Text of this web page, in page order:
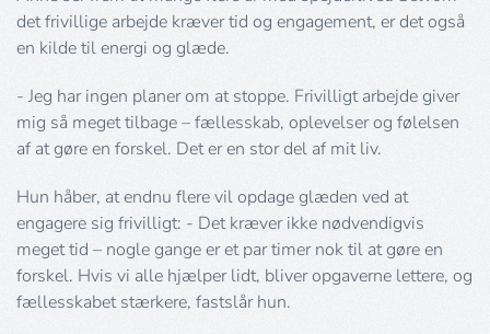
det frivillige arbejde kræver tid og engagement, er det også
en kilde til energi og glæde.
- Jeg har ingen planer om at stoppe. Frivilligt arbejde giver
mig så meget tilbage – fællesskab, oplevelser og følelsen
af at gøre en forskel. Det er en stor del af mit liv.
Hun håber, at endnu flere vil opdage glæden ved at
engagere sig frivilligt: - Det kræver ikke nødvendigvis
meget tid – nogle gange er et par timer nok til at gøre en
forskel. Hvis vi alle hjælper lidt, bliver opgaverne lettere, og
fællesskabet stærkere, fastslår hun.